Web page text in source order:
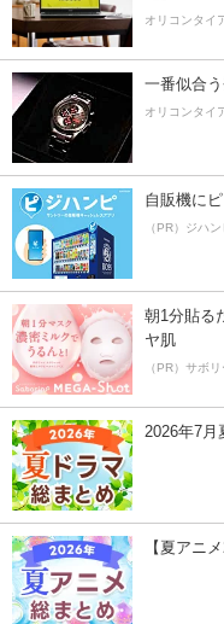
オリコンタイ
一番似合
オリコンタイ
自販機に
（PR）ジハ
朝1分貼る
ヤ肌
（PR）サボリ
2026年7月
【夏アニ